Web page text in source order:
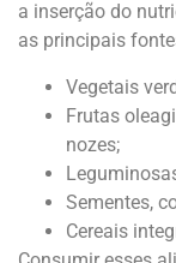
a inserção do
as principais
Vegetais
Frutas
nozes;
Sementes,
Cereais